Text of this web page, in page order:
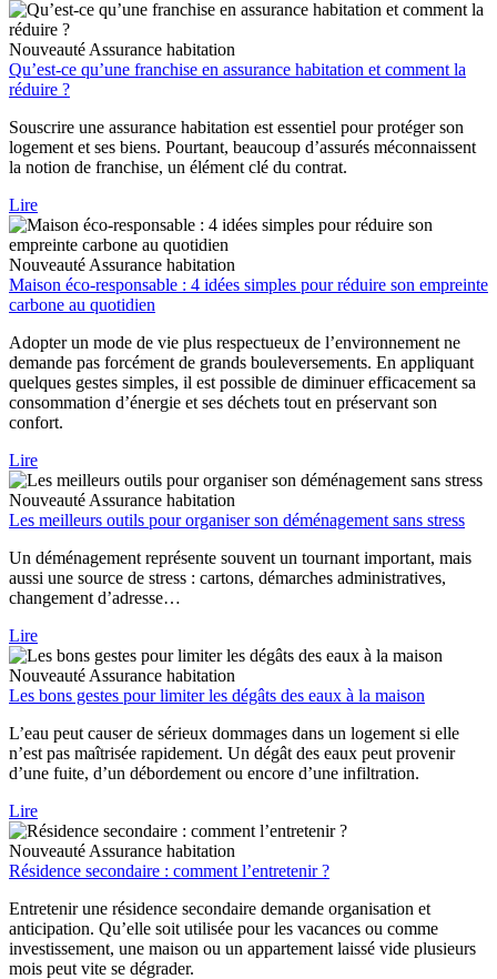
Nouveauté Assurance habitation
Qu’est-ce qu’une franchise en assurance habitation et comment la
réduire ?
Souscrire une assurance habitation est essentiel pour protéger son
logement et ses biens. Pourtant, beaucoup d’assurés méconnaissent
la notion de franchise, un élément clé du contrat.
Lire
Nouveauté Assurance habitation
Maison éco-responsable : 4 idées simples pour réduire son empreinte
carbone au quotidien
Adopter un mode de vie plus respectueux de l’environnement ne
demande pas forcément de grands bouleversements. En appliquant
quelques gestes simples, il est possible de diminuer efficacement sa
consommation d’énergie et ses déchets tout en préservant son
confort.
Lire
Nouveauté Assurance habitation
Les meilleurs outils pour organiser son déménagement sans stress
Un déménagement représente souvent un tournant important, mais
aussi une source de stress : cartons, démarches administratives,
changement d’adresse…
Lire
Nouveauté Assurance habitation
Les bons gestes pour limiter les dégâts des eaux à la maison
L’eau peut causer de sérieux dommages dans un logement si elle
n’est pas maîtrisée rapidement. Un dégât des eaux peut provenir
d’une fuite, d’un débordement ou encore d’une infiltration.
Lire
Nouveauté Assurance habitation
Résidence secondaire : comment l’entretenir ?
Entretenir une résidence secondaire demande organisation et
anticipation. Qu’elle soit utilisée pour les vacances ou comme
investissement, une maison ou un appartement laissé vide plusieurs
mois peut vite se dégrader.